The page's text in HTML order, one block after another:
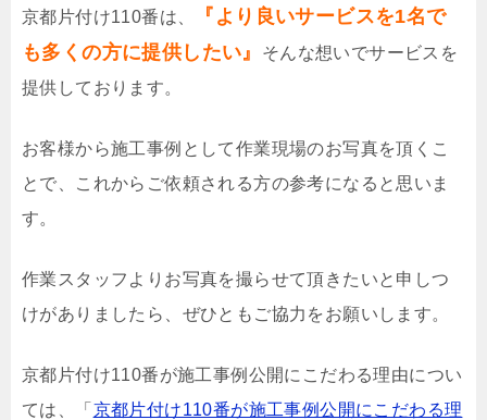
京都片付け110番は、
『より良いサービスを1名で
も多くの方に提供したい』
そんな想いでサービスを
提供しております。
お客様から施工事例として作業現場のお写真を頂くこ
とで、これからご依頼される方の参考になると思いま
す。
作業スタッフよりお写真を撮らせて頂きたいと申しつ
けがありましたら、ぜひともご協力をお願いします。
京都片付け110番が施工事例公開にこだわる理由につい
ては、「 京都片付け110番が施工事例公開にこだわる理